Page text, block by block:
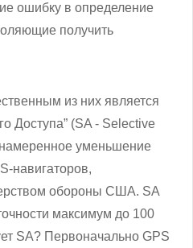
ошибку в определение
получить
из них является
Доступа” (SA - Selective
уменьшение
навигаторов,
обороны США. SA
максимум до 100
SA? Первоначально GPS